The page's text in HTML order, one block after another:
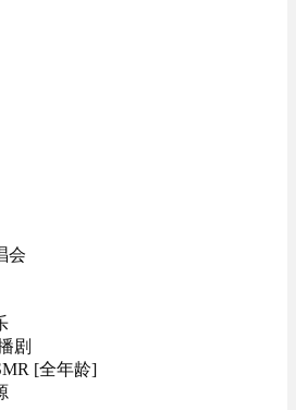
会
剧
[全年龄]